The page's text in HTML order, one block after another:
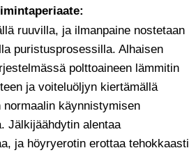
ruuvilla, ja ilmanpaine nostetaan
puristusprosessilla. Alhaisen
polttoaineen lämmitin
ja voiteluöljyn kiertämällä
käynnistymisen
Jälkijäähdytin alentaa
ja höyryerotin erottaa tehokkaasti